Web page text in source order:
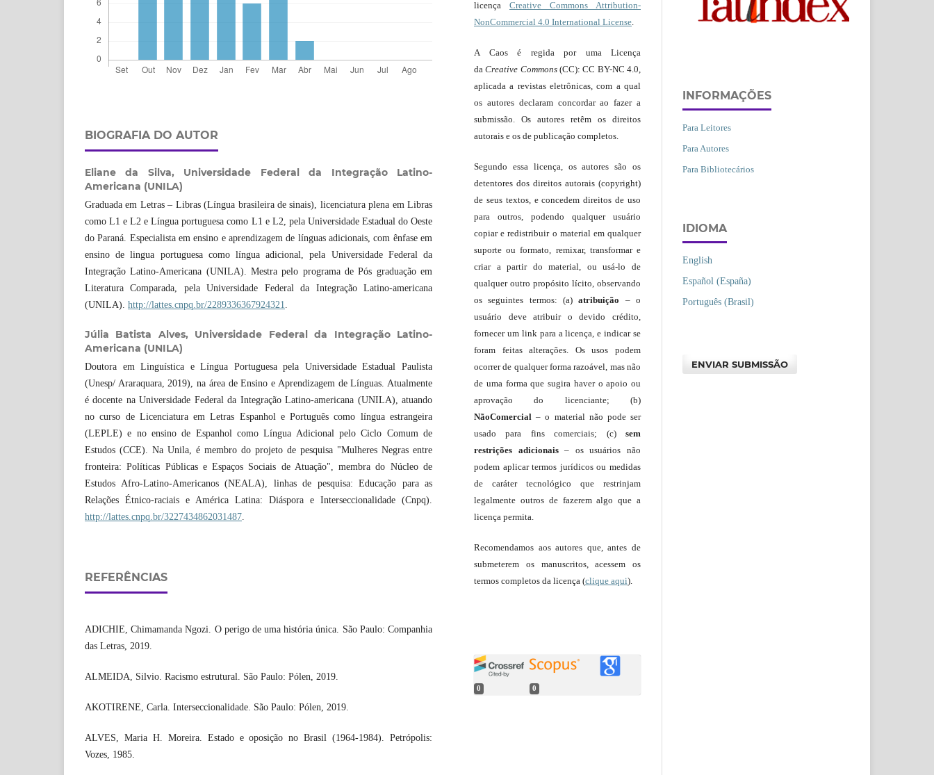
BIOGRAFIA DO AUTOR
Eliane da Silva, Universidade Federal da Integração Latino-
Americana (UNILA)
Graduada em Letras – Libras (Língua brasileira de sinais), licenciatura plena em Libras
como L1 e L2 e Língua portuguesa como L1 e L2, pela Universidade Estadual do Oeste
do Paraná. Especialista em ensino e aprendizagem de línguas adicionais, com ênfase em
ensino de lingua portuguesa como língua adicional, pela Universidade Federal da
Integração Latino-Americana (UNILA). Mestra pelo programa de Pós graduação em
Literatura Comparada, pela Universidade Federal da Integração Latino-americana
(UNILA). http://lattes.cnpq.br/2289336367924321.
Júlia Batista Alves, Universidade Federal da Integração Latino-
Americana (UNILA)
Doutora em Linguística e Língua Portuguesa pela Universidade Estadual Paulista
(Unesp/ Araraquara, 2019), na área de Ensino e Aprendizagem de Línguas. Atualmente
é docente na Universidade Federal da Integração Latino-americana (UNILA), atuando
no curso de Licenciatura em Letras Espanhol e Português como língua estrangeira
(LEPLE) e no ensino de Espanhol como Língua Adicional pelo Ciclo Comum de
Estudos (CCE). Na Unila, é membro do projeto de pesquisa "Mulheres Negras entre
fronteira: Políticas Públicas e Espaços Sociais de Atuação", membra do Núcleo de
Estudos Afro-Latino-Americanos (NEALA), linhas de pesquisa: Educação para as
Relações Étnico-raciais e América Latina: Diáspora e Interseccionalidade (Cnpq).
http://lattes.cnpq.br/3227434862031487.
REFERÊNCIAS
ADICHIE, Chimamanda Ngozi. O perigo de uma história única. São Paulo: Companhia
das Letras, 2019.
ALMEIDA, Silvio. Racismo estrutural. São Paulo: Pólen, 2019.
AKOTIRENE, Carla. Interseccionalidade. São Paulo: Pólen, 2019.
ALVES, Maria H. Moreira. Estado e oposição no Brasil (1964-1984). Petrópolis:
Vozes, 1985.
licença Creative Commons Attribution-
NonCommercial 4.0 International License.
A Caos é regida por uma Licença
daCreative Commons(CC): CC BY-NC 4.0,
aplicada a revistas eletrônicas, com a qual
os autores declaram concordar ao fazer a
submissão. Os autores retêm os direitos
autorais e os de publicação completos.
Segundo essa licença, os autores são os
detentores dos direitos autorais (copyright)
de seus textos, e concedem direitos de uso
para outros, podendo qualquer usuário
copiar e redistribuir o material em qualquer
suporte ou formato, remixar, transformar e
criar a partir do material, ou usá-lo de
qualquer outro propósito lícito, observando
os seguintes termos: (a)atribuição – o
usuário deve atribuir o devido crédito,
fornecer um link para a licença, e indicar se
foram feitas alterações. Os usos podem
ocorrer de qualquer forma razoável, mas não
de uma forma que sugira haver o apoio ou
aprovação do licenciante; (b)
NãoComercial – o material não pode ser
usado para fins comerciais; (c) sem
restrições adicionais– os usuários não
podem aplicar termos jurídicos ou medidas
de caráter tecnológico que restrinjam
legalmente outros de fazerem algo que a
licença permita.
Recomendamos aos autores que, antes de
submeterem os manuscritos, acessem os
termos completos da licença (clique aqui).
0 0
INFORMAÇÕES
Para Leitores
Para Autores
Para Bibliotecários
IDIOMA
English
Español (España)
Português (Brasil)
ENVIAR SUBMISSÃO